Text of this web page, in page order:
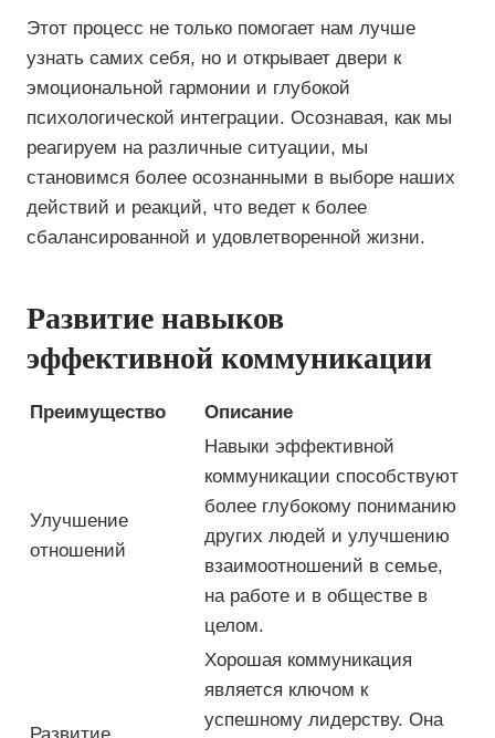
Этот процесс не только помогает нам лучше
узнать самих себя, но и открывает двери к
эмоциональной гармонии и глубокой
психологической интеграции. Осознавая, как мы
реагируем на различные ситуации, мы
становимся более осознанными в выборе наших
действий и реакций, что ведет к более
сбалансированной и удовлетворенной жизни.
Развитие навыков
эффективной коммуникации
Преимущество Описание
Улучшение
отношений
Навыки эффективной
коммуникации способствуют
более глубокому пониманию
других людей и улучшению
взаимоотношений в семье,
на работе и в обществе в
целом.
Хорошая коммуникация
является ключом к
успешному лидерству. Она